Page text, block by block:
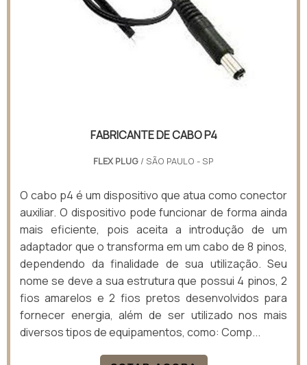
FABRICANTE DE CABO P4
FLEX PLUG / SÃO PAULO - SP
O cabo p4 é um dispositivo que atua como conector
auxiliar. O dispositivo pode funcionar de forma ainda
mais eficiente, pois aceita a introdução de um
adaptador que o transforma em um cabo de 8 pinos,
dependendo da finalidade de sua utilização. Seu
nome se deve a sua estrutura que possui 4 pinos, 2
fios amarelos e 2 fios pretos desenvolvidos para
fornecer energia, além de ser utilizado nos mais
diversos tipos de equipamentos, como: Comp...